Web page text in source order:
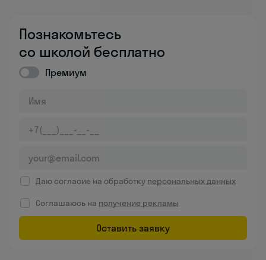
Познакомьтесь
со школой бесплатно
Премиум
Даю согласие на обработку персональных данных
Соглашаюсь на получение рекламы
Оставить заявку